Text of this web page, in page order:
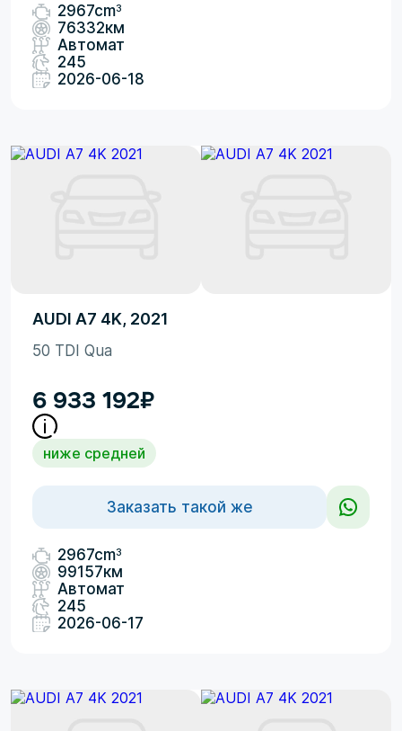
2967cm3
76332км
Автомат
245
2026-06-18
AUDI A7 4K, 2021
50 TDI Qua
6 933 192₽
ниже средней
Заказать такой же
2967cm3
99157км
Автомат
245
2026-06-17